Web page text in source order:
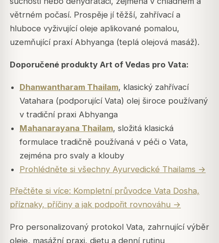
větrném počasí. Prospěje jí těžší, zahřívací a
hluboce vyživující oleje aplikované pomalou,
uzemňující praxí Abhyanga (teplá olejová masáž).
Doporučené produkty Art of Vedas pro Vata:
Dhanwantharam Thailam, klasický zahřívací
Vatahara (podporující Vata) olej široce používaný
v tradiční praxi Abhyanga
Mahanarayana Thailam, složitá klasická
formulace tradičně používaná v péči o Vata,
zejména pro svaly a klouby
Prohlédněte si všechny Ayurvedické Thailams →
Přečtěte si více: Kompletní průvodce Vata Dosha,
příznaky, příčiny a jak podpořit rovnováhu →
Pro personalizovaný protokol Vata, zahrnující výběr
oleje, masážní praxi, dietu a denní rutinu